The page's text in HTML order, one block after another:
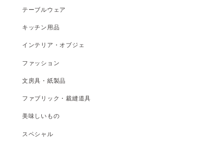
テーブルウェア
キッチン用品
インテリア・オブジェ
ファッション
文房具・紙製品
ファブリック・裁縫道具
美味しいもの
スペシャル